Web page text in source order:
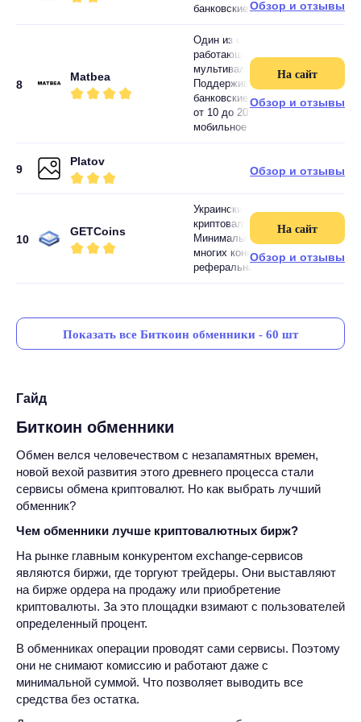
банковские карты иОбзор и отзывы
8
Matbea
Один из старейших
работающий с 2014 года.
мультивалютного кошелька,
Поддерживает более 60
банковские карты, СБП, ЮMoney,
от 10 до 20 минут. Комиссия от
мобильное приложение для iOS
На сайт
Обзор и отзывы
9
Platov
Обзор и отзывы
10
GETCoins
Украинский автоматический
криптовалют на карты
Минимальный порог обмена —
многих конкурентов. Скорость
реферальная программа и
На сайт
Обзор и отзывы
Показать все Биткоин обменники - 60 шт
Гайд
Биткоин обменники
Обмен велся человечеством с незапамятных времен,
новой вехой развития этого древнего процесса стали
сервисы обмена криптовалют. Но как выбрать лучший
обменник?
Чем обменники лучше криптовалютных бирж?
На рынке главным конкурентом exchange-сервисов
являются биржи, где торгуют трейдеры. Они выставляют
на бирже ордера на продажу или приобретение
криптовалюты. За это площадки взимают с пользователей
определенный процент.
В обменниках операции проводят сами сервисы. Поэтому
они не снимают комиссию и работают даже с
минимальной суммой. Что позволяет выводить все
средства без остатка.